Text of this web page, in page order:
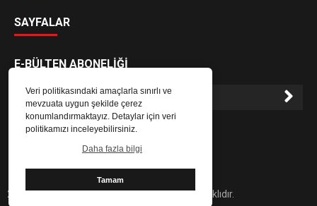
Veri politikasındaki amaçlarla sınırlı ve
mevzuata uygun şekilde çerez
konumlandırmaktayız. Detaylar için veri
politikamızı inceleyebilirsiniz.
Daha fazla bilgi
Tamam
SAYFALAR
E-BÜLTEN ABONELİĞİ
E-Bülten aboneliği ile haberlere daha hızlı erişin.
2024 Hatay Yeni Haber Gazetesi - Her hakkı saklıdır.